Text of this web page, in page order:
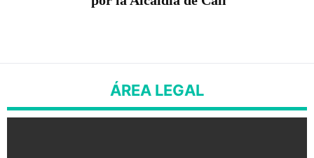
ÁREA LEGAL